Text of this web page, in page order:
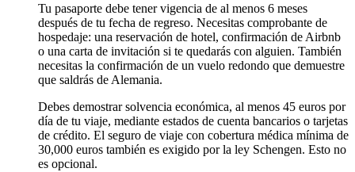
Tu pasaporte debe tener vigencia de al menos 6 meses
después de tu fecha de regreso. Necesitas comprobante de
hospedaje: una reservación de hotel, confirmación de Airbnb
o una carta de invitación si te quedarás con alguien. También
necesitas la confirmación de un vuelo redondo que demuestre
que saldrás de Alemania.
Debes demostrar solvencia económica, al menos 45 euros por
día de tu viaje, mediante estados de cuenta bancarios o tarjetas
de crédito. El seguro de viaje con cobertura médica mínima de
30,000 euros también es exigido por la ley Schengen. Esto no
es opcional.